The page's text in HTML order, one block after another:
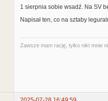
1 sierpnia sobie wsadź. Na SV
Napisał ten, co na sztaby
Zawsze mam rację, tylko nikt mnie